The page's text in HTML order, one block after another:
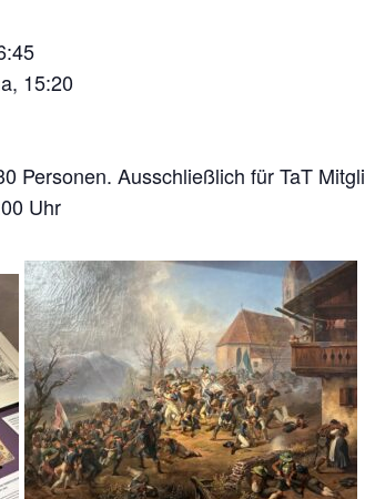
15:20
Personen. Ausschließlich für TaT
Uhr